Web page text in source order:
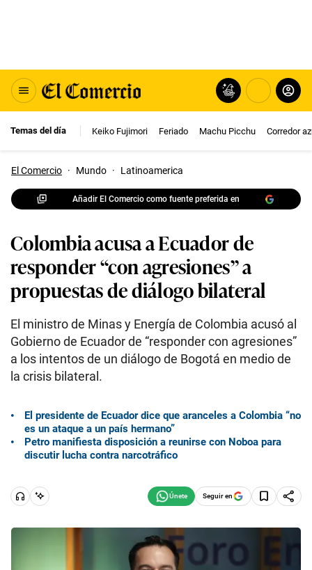
Temas del día Keiko Fujimori Feriado Machu Picchu Corredor
El Comercio · Mundo · Latinoamerica
Añadir El Comercio como fuente preferida en
Colombia acusa a Ecuador de
responder “con agresiones” a
propuestas de diálogo bilateral
El ministro de Minas y Energía de Colombia acusó al
Gobierno de Ecuador de “responder con agresiones”
a los intentos de un diálogo de Bogotá en medio de
la crisis bilateral.
El presidente de Ecuador dice que aranceles a Colombia “no
es un ataque a un país hermano”
Petro manifiesta disposición a reunirse con Noboa para
discutir lucha contra narcotráfico
Seguir en